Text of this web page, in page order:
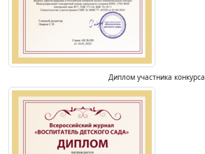
Диплом участника конкурса